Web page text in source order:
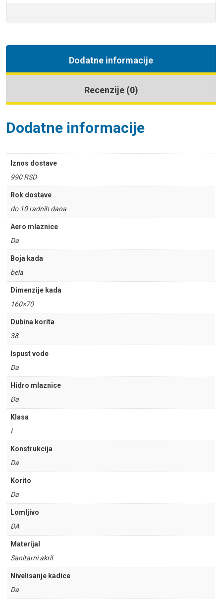
Dodatne informacije
Recenzije (0)
Dodatne informacije
Iznos dostave
990 RSD
Rok dostave
do 10 radnih dana
Aero mlaznice
Da
Boja kada
bela
Dimenzije kada
160×70
Dubina korita
38
Ispust vode
Da
Hidro mlaznice
Da
Klasa
I
Konstrukcija
Da
Korito
Da
Lomljivo
DA
Materijal
Sanitarni akril
Nivelisanje kadice
Da